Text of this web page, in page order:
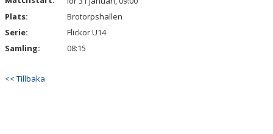
Plats:
Brotorpshallen
Serie:
Flickor U14
Samling:
08:15
<< Tillbaka